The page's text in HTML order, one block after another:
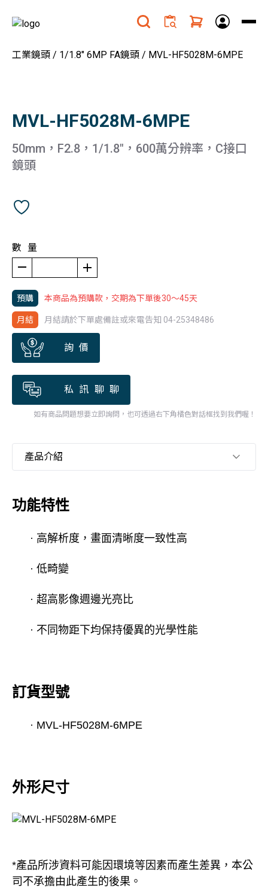
工業鏡頭 / 1/1.8" 6MP FA鏡頭 / MVL-HF5028M-6MPE
MVL-HF5028M-6MPE
50mm，F2.8，1/1.8"，600萬分辨率，C接口
鏡頭
數量
remove add
預購 本商品為預購款，交期為下單後30～45天
月結 月結請於下單處備註或來電告知 04-25348486
詢價
私訊聊聊
如有商品問題想要立即詢問，也可透過右下角橘色對話框找到我們喔！
產品介紹
功能特性
· 高解析度，畫面清晰度一致性高
· 低畸變
· 超高影像週邊光亮比
· 不同物距下均保持優異的光學性能
訂貨型號
· MVL-HF5028M-6MPE
外形尺寸
*產品所涉資料可能因環境等因素而產生差異，本公
司不承擔由此產生的後果。